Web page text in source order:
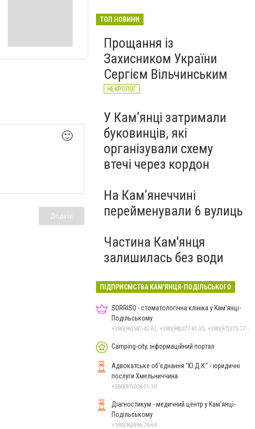
🙂
Додати
ТОП НОВИНИ
Прощання із
Захисником України
Сергієм Вільчинським
НЕКРОЛОГ
У Кам’янці затримали
буковинців, які
організували схему
втечі через кордон
На Камʼянеччині
перейменували 6 вулиць
Частина Кам'янця
залишилась без води
ПІДПРИЄМСТВА КАМ'ЯНЦЯ-ПОДІЛЬСЬКОГО
SORRISO - стоматологічна клініка у Кам'янці-
Подільському
+380(98)587-43-61, +380(98)077-81-35, +380(97)375-77-72, +380(97)982-31-07
Camping-city, інформаційний портал
Адвокатське об'єднання "Ю.Д.К." - юридичні
послуги Хмельниччина
+380(97)008-31-30
Діагностикум - медичний центр у Кам'янці-
Подільському
+380(96)896-79-69